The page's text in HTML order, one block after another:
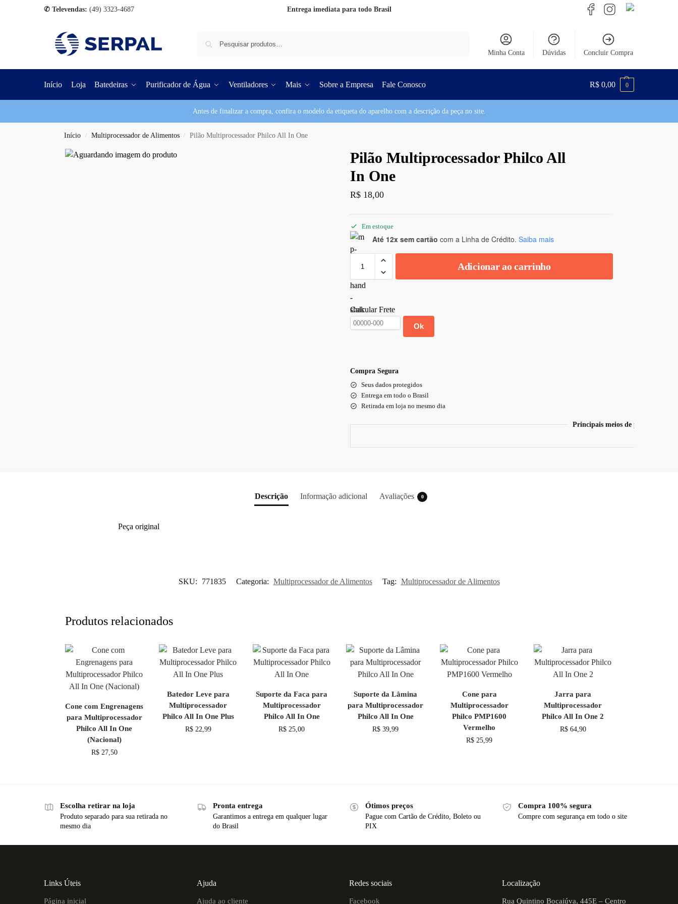
✆ Televendas: (49) 3323-4687 Entrega imediata para todo Brasil
Minha Conta Dúvidas Concluir Compra
Início Loja Batedeiras Purificador de Água Ventiladores Mais Sobre a Empresa Fale Conosco R$ 0,00 0
Antes de finalizar a compra, confira o modelo da etiqueta do aparelho com a descrição da peça no site.
Início / Multiprocessador de Alimentos / Pilão Multiprocessador Philco All In One
Pilão Multiprocessador Philco All
In One
R$18,00
Em estoque
Até 12x sem cartão com a Linha de Crédito. Saiba mais
Adicionar ao carrinho
Calcular Frete
Ok
Compra Segura
Seus dados protegidos
Entrega em todo o Brasil
Retirada em loja no mesmo dia
Principais meios de pagamento
Descrição Informação adicional Avaliações 0
Peça original
SKU: 771835 Categoria: Multiprocessador de Alimentos Tag: Multiprocessador de Alimentos
Produtos relacionados
Cone com Engrenagens
para Multiprocessador
Philco All In One
(Nacional)
R$27,50
Batedor Leve para
Multiprocessador
Philco All In One Plus
R$22,99
Suporte da Faca para
Multiprocessador
Philco All In One
R$ 25,00
Suporte da Lâmina
para Multiprocessador
Philco All In One
R$ 39,99
Cone para
Multiprocessador
Philco PMP1600
Vermelho
R$ 25,99
Jarra para
Multiprocessador
Philco All In One 2
R$64,90
Escolha retirar na loja
Produto separado para sua retirada no
mesmo dia
Pronta entrega
Garantimos a entrega em qualquer lugar
do Brasil
Ótimos preços
Pague com Cartão de Crédito, Boleto ou
PIX
Compra 100% segura
Compre com segurança em todo o site
Links Úteis
Página inicial
Ajuda
Ajuda ao cliente
Redes sociais
Facebook
Localização
Rua Quintino Bocaiúva, 445E – Centro